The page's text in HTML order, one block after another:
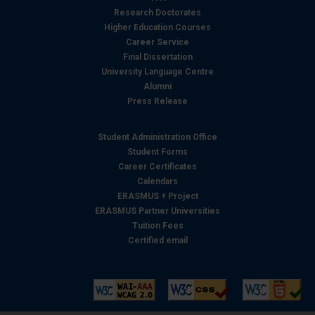
informazioni sul modo in cui utilizza il nostro sito con i
nostri partner che si occupano di analisi dei dati web,
con altre informazioni che ha fornito loro o che hanno
raccolto dal suo utilizzo dei loro servizi.
Research Doctorates
Higher Education Courses
Career Service
Final Dissertation
University Language Centre
Alumni
Press Release
Student Administration Office
Student Forms
Career Certificates
Calendars
ERASMUS + Project
ERASMUS Partner Universities
Tuition Fees
Certified email